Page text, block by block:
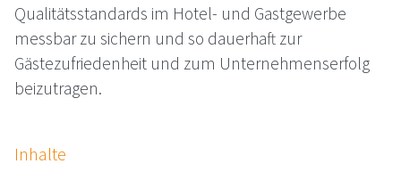
Qualitätsstandards im Hotel- und Gastgewerbe
messbar zu sichern und so dauerhaft zur
Gästezufriedenheit und zum Unternehmenserfolg
beizutragen.
Inhalte